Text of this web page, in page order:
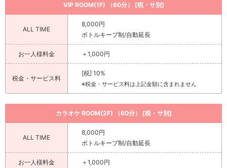
VIP ROOM(1F) （60分） [税・サ別]
ALL TIME
8,000円
ボトルキープ制/自動延長
お一人様料金 ＋1,000円
税金・サービス料
[税] 10%
※税金・サービス料は上記金額に含まれません
カラオケ ROOM(2F) （60分） [税・サ別]
ALL TIME
8,000円
ボトルキープ制/自動延長
お一人様料金 ＋1,000円